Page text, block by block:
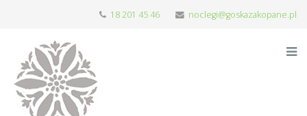
18 201 45 46 noclegi@goskazakopane.pl